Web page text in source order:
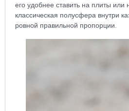
его удобнее ставить на плиты или
классическая полусфера внутри
ровной правильной пропорции.